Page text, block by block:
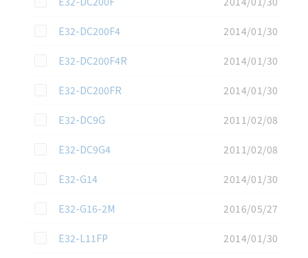
この資料を選択
E32-DC200F4
2014/01/30
この資料を選択
E32-DC200F4R
2014/01/30
この資料を選択
E32-DC200FR
2014/01/30
この資料を選択
E32-DC9G
2011/02/08
この資料を選択
E32-DC9G4
2011/02/08
この資料を選択
E32-G14
2014/01/30
この資料を選択
E32-G16-2M
2016/05/27
この資料を選択
E32-L11FP
2014/01/30